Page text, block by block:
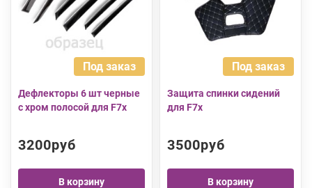
Под заказ
Дефлекторы 6 шт черные
с хром полосой для F7x
3200руб
В корзину
Под заказ
Защита спинки сидений
для F7x
3500руб
В корзину